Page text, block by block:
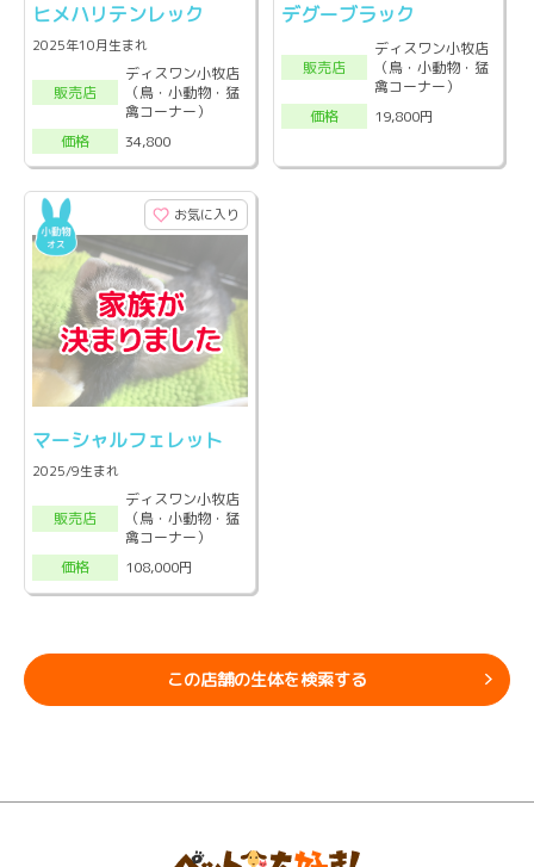
ヒメハリテンレック
2025年10月生まれ
販売店
ディスワン小牧店
（鳥・小動物・猛
禽コーナー）
価格
34,800
デグーブラック
販売店
ディスワン小牧店
（鳥・小動物・猛
禽コーナー）
価格
19,800円
お気に入り
マーシャルフェレット
2025/9生まれ
販売店
ディスワン小牧店
（鳥・小動物・猛
禽コーナー）
価格
108,000円
この店舗の生体を検索する